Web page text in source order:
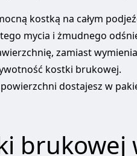
kostką na całym
mycia i żmudnego
zamiast
kostki brukowej.
dostajesz w
brukowej